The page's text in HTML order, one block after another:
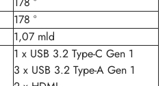
178 °
1,07 mld
1 x USB 3.2 Type-C Gen 1
3 x USB 3.2 Type-A Gen 1